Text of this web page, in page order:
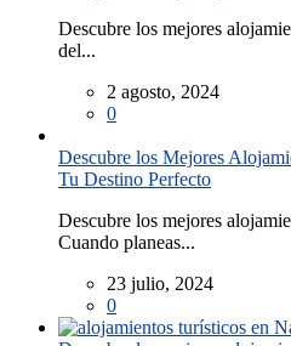
Descubre los mejores
del...
2 agosto, 2024
0
Descubre los Mejores
Tu Destino Perfecto
Descubre los mejores
Cuando planeas...
23 julio, 2024
0